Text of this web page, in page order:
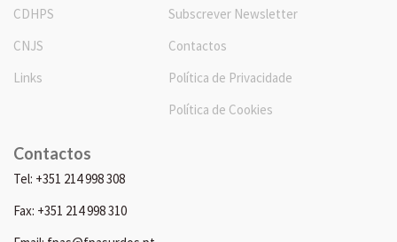
CDHPS
CNJS
Links
Subscrever Newsletter
Contactos
Política de Privacidade
Política de Cookies
Contactos
Tel: +351 214 998 308
Fax: +351 214 998 310